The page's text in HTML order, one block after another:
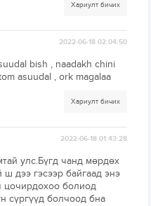
Хариулт бичих
2022-06-18 02:04:50
bish , naadakh chini
asuudal , ork magalaa
Хариулт бичих
2022-06-18 01:43:28
улс.Бүгд чанд мөрдөх
ш дээ гэсээр байгаад энэ
цочирдохоо болиод
сүргүүд болчоод бна